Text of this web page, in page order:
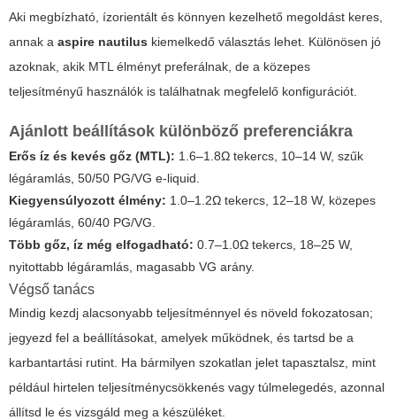
Aki megbízható, ízorientált és könnyen kezelhető megoldást keres,
annak a aspire nautilus kiemelkedő választás lehet. Különösen jó
azoknak, akik MTL élményt preferálnak, de a közepes
teljesítményű használók is találhatnak megfelelő konfigurációt.
Ajánlott beállítások különböző preferenciákra
Erős íz és kevés gőz (MTL): 1.6–1.8Ω tekercs, 10–14 W, szűk
légáramlás, 50/50 PG/VG e-liquid.
Kiegyensúlyozott élmény: 1.0–1.2Ω tekercs, 12–18 W, közepes
légáramlás, 60/40 PG/VG.
Több gőz, íz még elfogadható: 0.7–1.0Ω tekercs, 18–25 W,
nyitottabb légáramlás, magasabb VG arány.
Végső tanács
Mindig kezdj alacsonyabb teljesítménnyel és növeld fokozatosan;
jegyezd fel a beállításokat, amelyek működnek, és tartsd be a
karbantartási rutint. Ha bármilyen szokatlan jelet tapasztalsz, mint
például hirtelen teljesítménycsökkenés vagy túlmelegedés, azonnal
állítsd le és vizsgáld meg a készüléket.